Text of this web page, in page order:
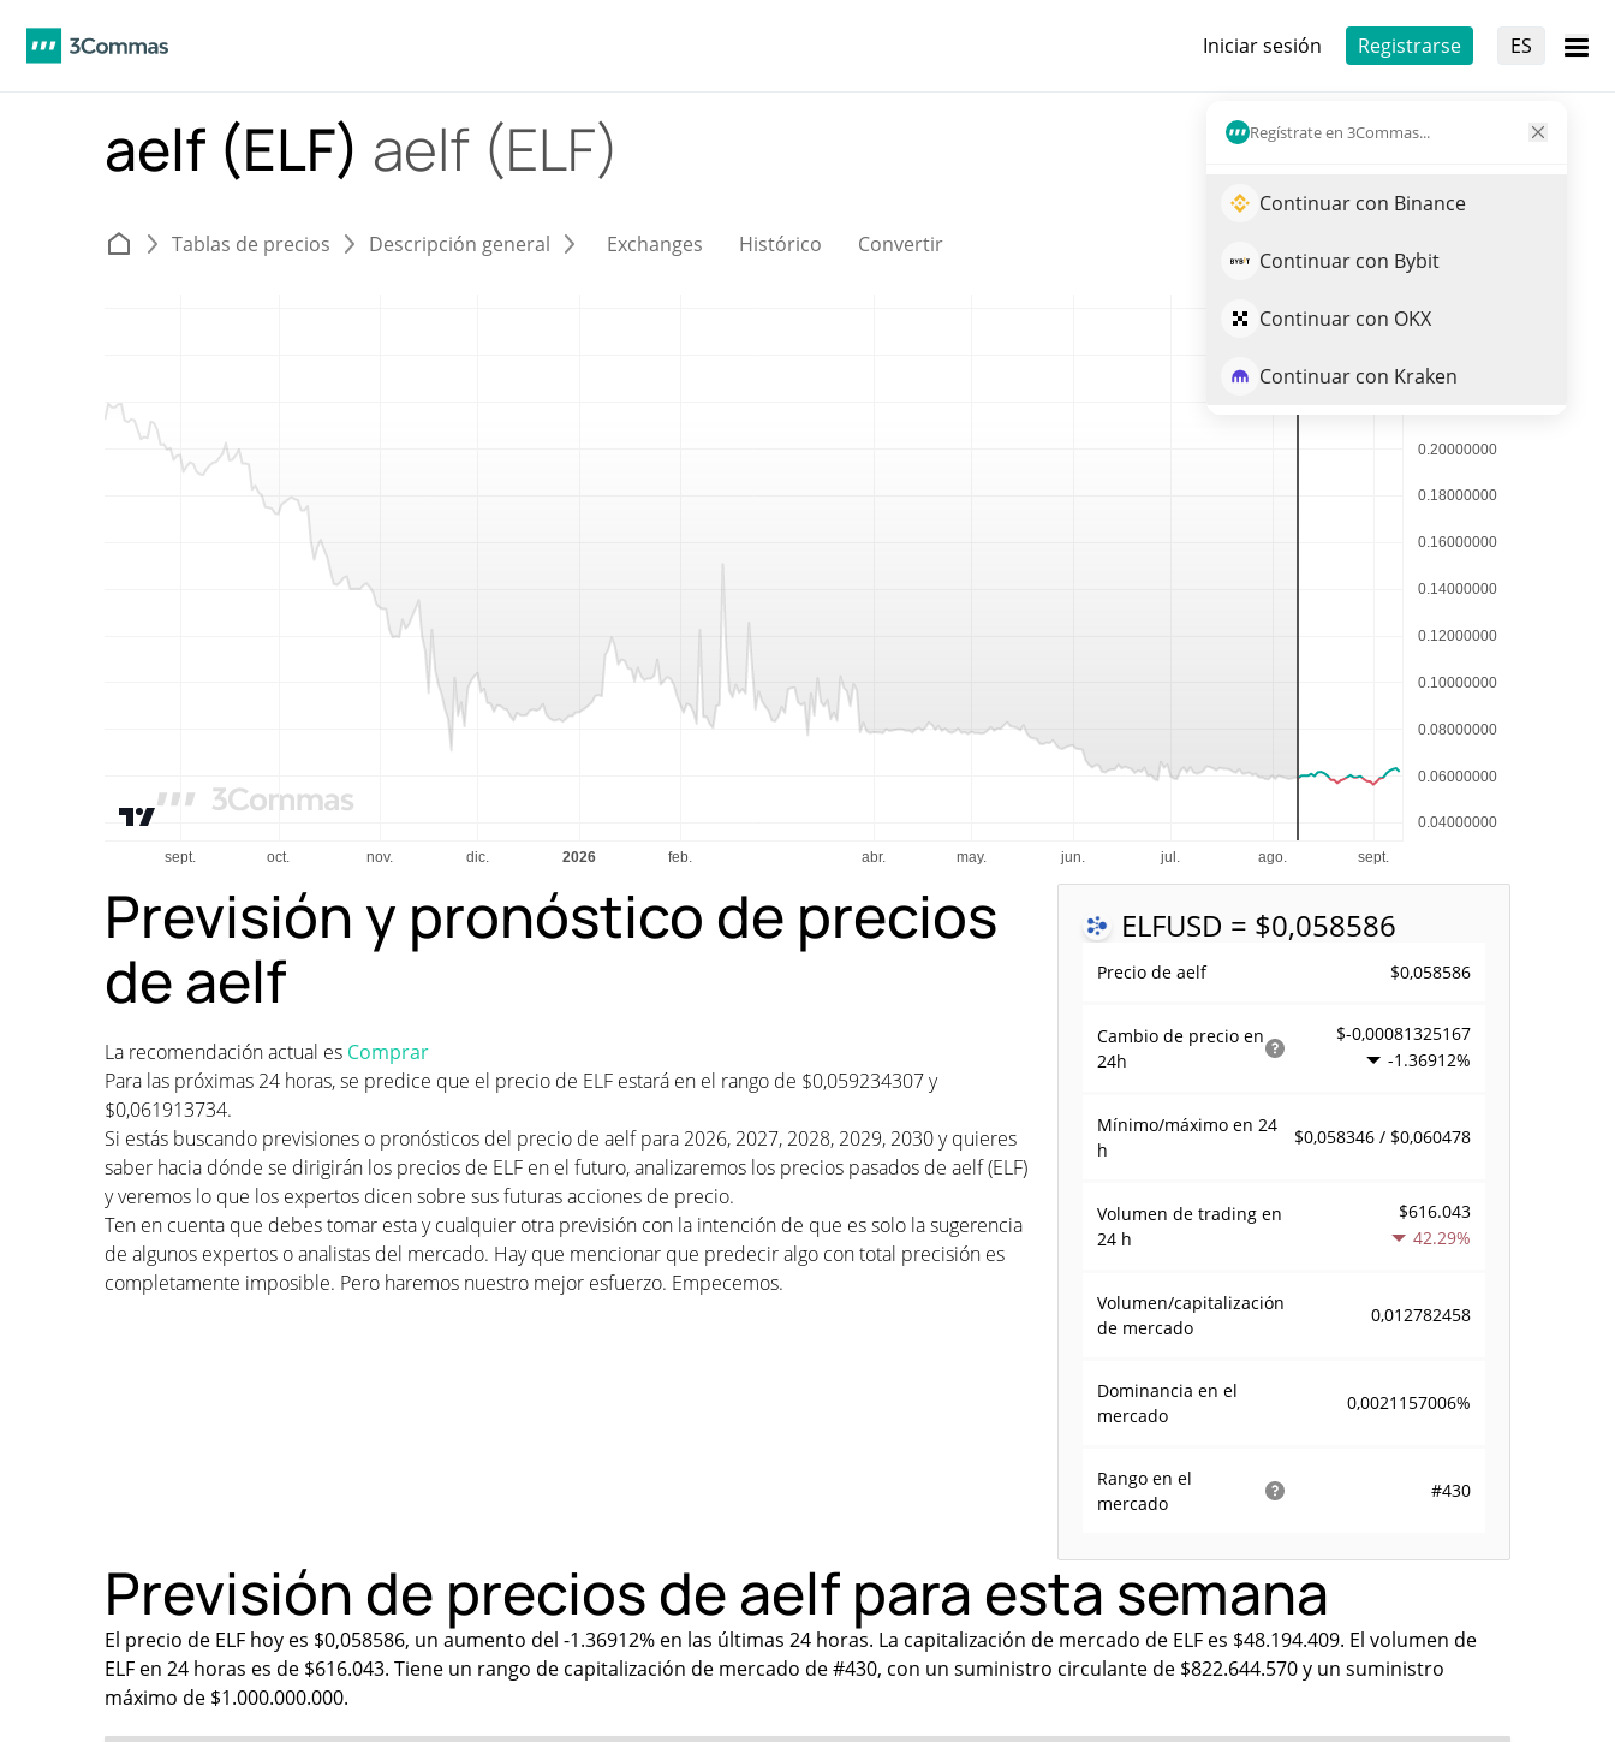
Iniciar sesión Registrarse ES
Regístrate en 3Commas...
Continuar con Binance
Continuar con Bybit
Continuar con OKX
Continuar con Kraken
aelf (ELF) aelf (ELF)
Tablas de precios Descripción general Exchanges Histórico Convertir
ELFUSD = $0,058586
Precio de aelf $0,058586
Cambio de precio en
24h
$-0,00081325167
-1.36912%
Mínimo/máximo en 24
h
$0,058346 / $0,060478
Volumen de trading en
24 h
$616.043
42.29%
Volumen/capitalización
de mercado
0,012782458
Dominancia en el
mercado
0,0021157006%
Rango en el
mercado
#430
Previsión y pronóstico de precios
de aelf
La recomendación actual es Comprar
Para las próximas 24 horas, se predice que el precio de ELF estará en el rango de $0,059234307 y
$0,061913734.
Si estás buscando previsiones o pronósticos del precio de aelf para 2026, 2027, 2028, 2029, 2030 y quieres
saber hacia dónde se dirigirán los precios de ELF en el futuro, analizaremos los precios pasados de aelf (ELF)
y veremos lo que los expertos dicen sobre sus futuras acciones de precio.
Ten en cuenta que debes tomar esta y cualquier otra previsión con la intención de que es solo la sugerencia
de algunos expertos o analistas del mercado. Hay que mencionar que predecir algo con total precisión es
completamente imposible. Pero haremos nuestro mejor esfuerzo. Empecemos.
Previsión de precios de aelf para esta semana
El precio de ELF hoy es $0,058586, un aumento del -1.36912% en las últimas 24 horas. La capitalización de mercado de ELF es $48.194.409. El volumen de
ELF en 24 horas es de $616.043. Tiene un rango de capitalización de mercado de #430, con un suministro circulante de $822.644.570 y un suministro
máximo de $1.000.000.000.